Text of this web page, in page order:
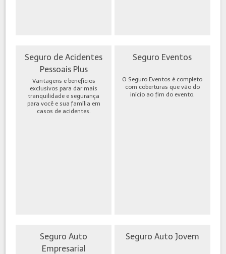
Seguro de Acidentes
Pessoais Plus
Vantagens e benefícios
exclusivos para dar mais
tranquilidade e segurança
para você e sua família em
casos de acidentes.
Seguro Eventos
O Seguro Eventos é completo
com coberturas que vão do
início ao fim do evento.
Seguro Auto
Empresarial
Seguro Auto Jovem